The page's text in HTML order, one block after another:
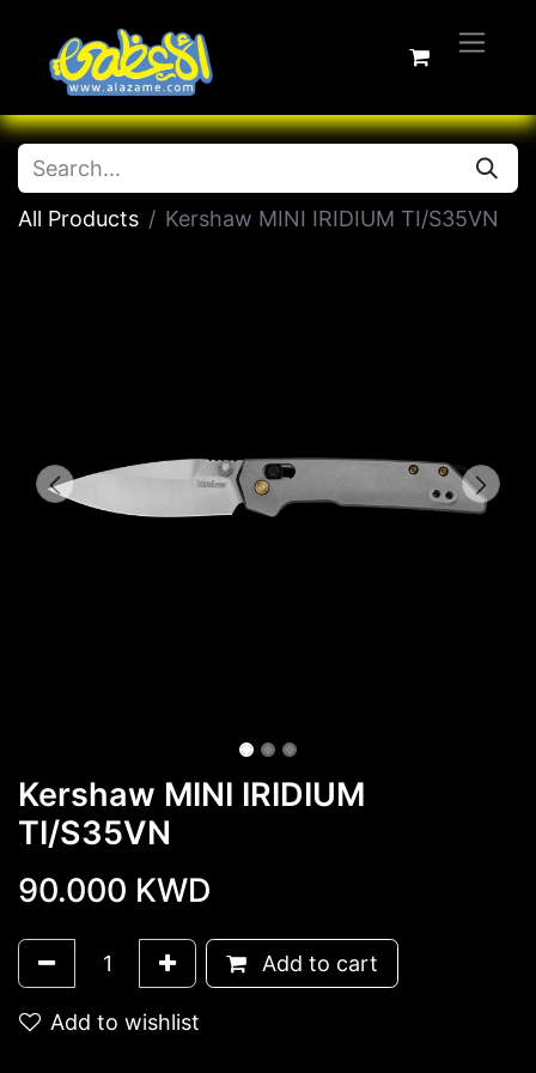
All Products Kershaw MINI IRIDIUM TI/S35VN
Kershaw MINI IRIDIUM
TI/S35VN
90.000 KWD
Add to cart
Add to wishlist